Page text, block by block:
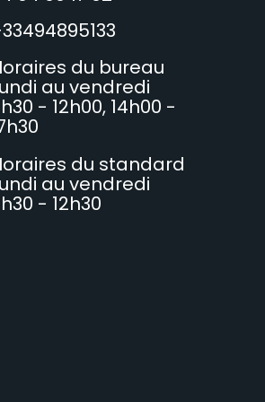
du bureau
au vendredi
- 12h00, 14h00 -
du standard
au vendredi
- 12h30